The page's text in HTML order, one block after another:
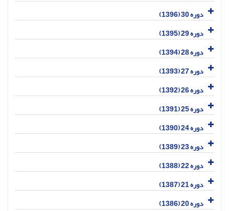
دوره 30 (1396)
دوره 29 (1395)
دوره 28 (1394)
دوره 27 (1393)
دوره 26 (1392)
دوره 25 (1391)
دوره 24 (1390)
دوره 23 (1389)
دوره 22 (1388)
دوره 21 (1387)
دوره 20 (1386)